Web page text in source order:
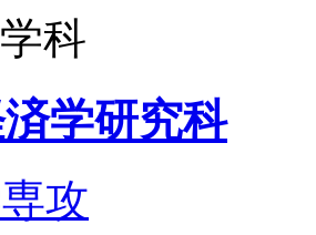
科
学研究科
攻